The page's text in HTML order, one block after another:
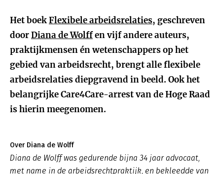
Het boekFlexibele arbeidsrelaties, geschreven
doorDiana de Wolffen vijf andere auteurs,
praktijkmensen én wetenschappers op het
gebied van arbeidsrecht, brengt alle flexibele
arbeidsrelaties diepgravend in beeld. Ook het
belangrijke Care4Care-arrest van de Hoge Raad
is hierin meegenomen.
Over Diana de Wolff
Diana de Wolff was gedurende bijna 34 jaar advocaat,
met name in de arbeidsrechtpraktijk, en bekleedde van